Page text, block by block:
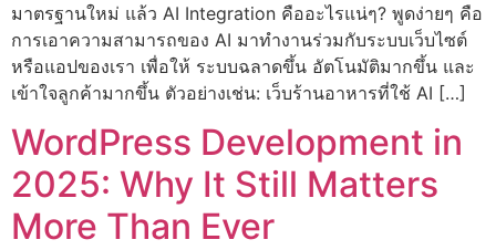
มาตรฐานใหม่ แล้ว AI Integration คืออะไรแน่ๆ? พูดง่ายๆ คือ
การเอาความสามารถของ AI มาทำงานร่วมกับระบบเว็บไซต์
หรือแอปของเรา เพื่อให้ ระบบฉลาดขึ้น อัตโนมัติมากขึ้น และ
เข้าใจลูกค้ามากขึ้น ตัวอย่างเช่น: เว็บร้านอาหารที่ใช้ AI […]
WordPress Development in
2025: Why It Still Matters
More Than Ever